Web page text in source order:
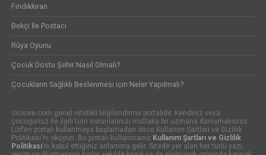
Fındıkkıran
Bekçi İle Postacı
Rüya Oyunu
Çocuk Dostu Şehir Nasıl Olmalı?
Çocukların Sağlıklı Beslenmesi için Neler Yapılmalı?
cicicee.com genel nitelikli bilgilendirme portalıdır. Kendiniz veya
çocugunuz ile ilgili tüm sorunlarınızı mutlaka bir uzmana danışmalısınız.
Lütfen portalı kullanmaya başlamadan önce Kullanım Şartları ve Gizlilik
Politikası'nı okuyun. Bu portalı kullanmanız Kullanım Şartları ve Gizlilik
Politikası'nı kabul ettiğiniz anlamına gelir. Sitede yer alan her türlü yazı,